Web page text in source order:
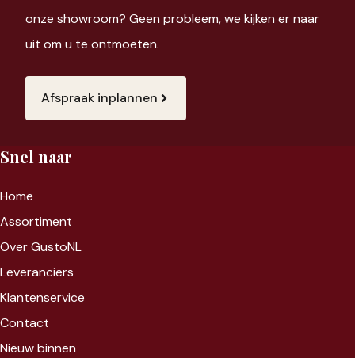
onze showroom? Geen probleem, we kijken er naar
uit om u te ontmoeten.
Afspraak inplannen
Snel naar
Home
Assortiment
Over GustoNL
Leveranciers
Klantenservice
Contact
Nieuw binnen